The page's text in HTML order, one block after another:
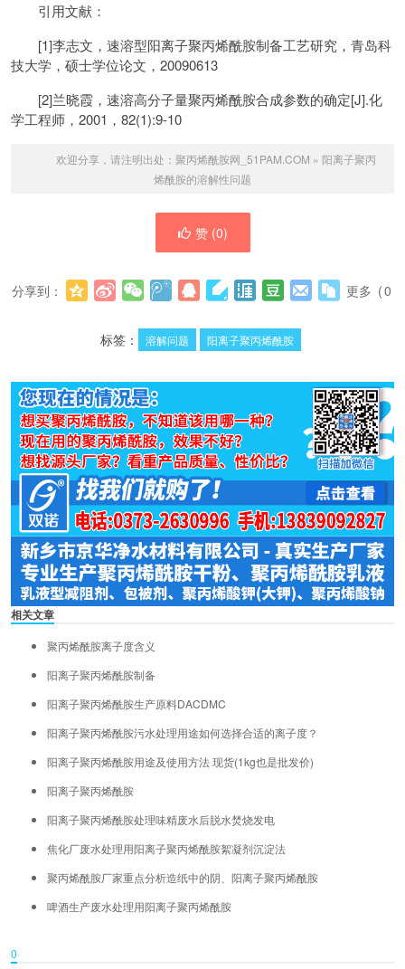
引用文献：
[1]李志文，速溶型阳离子聚丙烯酰胺制备工艺研究，青岛科
技大学，硕士学位论文，20090613
[2]兰晓霞，速溶高分子量聚丙烯酰胺合成参数的确定[J].化
学工程师，2001，82(1):9-10
欢迎分享，请注明出处： 聚丙烯酰胺网_51PAM.COM » 阳离子聚丙
烯酰胺的溶解性问题
赞 (0)
分享到： 更多 (0
标签：
溶解问题 阳离子聚丙烯酰胺
相关文章
聚丙烯酰胺离子度含义
阳离子聚丙烯酰胺制备
阳离子聚丙烯酰胺生产原料DACDMC
阳离子聚丙烯酰胺污水处理用途如何选择合适的离子度？
阳离子聚丙烯酰胺用途及使用方法现货(1kg也是批发价)
阳离子聚丙烯酰胺
阳离子聚丙烯酰胺处理味精废水后脱水焚烧发电
焦化厂废水处理用阳离子聚丙烯酰胺絮凝剂沉淀法
聚丙烯酰胺厂家重点分析造纸中的阴、阳离子聚丙烯酰胺
啤酒生产废水处理用阳离子聚丙烯酰胺
0